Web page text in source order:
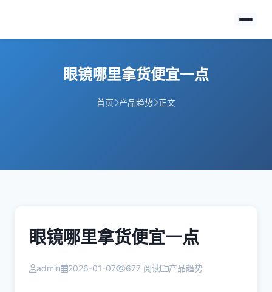
眼镜哪里拿货便宜一点
首页 产品趋势 正文
眼镜哪里拿货便宜一点
admin 2026-01-07 677 阅读 产品趋势